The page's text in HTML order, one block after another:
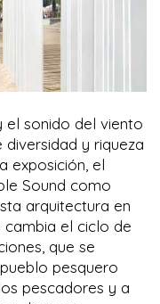
el sonido del viento
y riqueza
exposición, el
Sound como
arquitectura en
cambia el ciclo de
que se
pesquero
pescadores y a